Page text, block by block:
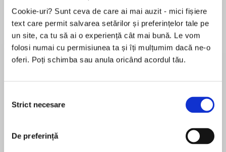
Cookie-uri? Sunt ceva de care ai mai auzit - mici fișiere
text care permit salvarea setărilor și preferințelor tale pe
un site, ca tu să ai o experiență cât mai bună. Le vom
folosi numai cu permisiunea ta și îți mulțumim dacă ne-o
oferi. Poți schimba sau anula oricând acordul tău.
consimțământului
Strict necesare
De preferință
most vital step to business success. Business
Plans For Dummies, 2nd Edition, offers quick,
easy solutions for all your planning dilemmas.
Packed with the latest tips and advice, this fun,
friendly resource will help you launch your
Discover how to:
Assess your company's goals and objectives
MAI MULT
Paul Tiffany
Paul Tiffany, PhD, is a professor of management
at the Haas Business School, UC Berkeley, and an